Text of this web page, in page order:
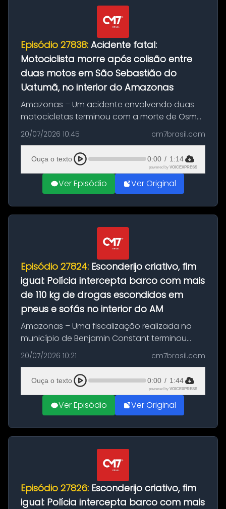
Episódio 27838: Acidente fatal:
Motociclista morre após colisão entre
duas motos em São Sebastião do
Uatumã, no interior do Amazonas
Amazonas – Um acidente envolvendo duas
motocicletas terminou com a morte de Osmar
Figueiredo de Souza, de 38 anos, no município
de São Sebastião do Uatumã, no interior do
Amazonas. A colisão ocorreu n...
20/07/2026 10:45 cm7brasil.com
Ouça o texto 0:00 / 1:14
powered by VOICEXPRESS
Ver Episódio Ver Original
Episódio 27824: Esconderijo criativo, fim
igual: Polícia intercepta barco com mais
de 110 kg de drogas escondidos em
pneus e sofás no interior do AM
Amazonas – Uma fiscalização realizada no
município de Benjamin Constant terminou
com a apreensão de aproximadamente 115
quilos de entorpecentes em uma
embarcação atracada no porto da cidade. O
materia...
20/07/2026 10:21 cm7brasil.com
Ouça o texto 0:00 / 1:44
powered by VOICEXPRESS
Ver Episódio Ver Original
Episódio 27826: Esconderijo criativo, fim
igual: Polícia intercepta barco com mais